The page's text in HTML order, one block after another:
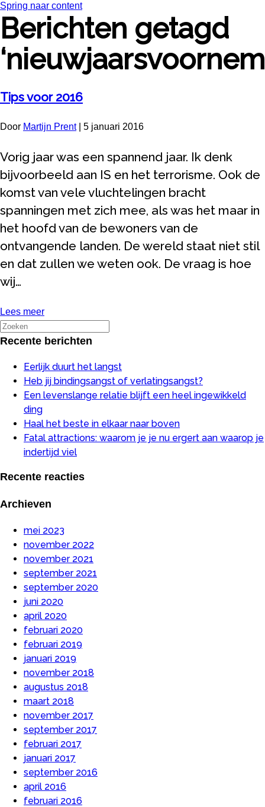
Spring naar content
Berichten getagd
Tips voor 2016
Door Martijn Prent| 5 januari 2016
Vorig jaar was een spannend jaar. Ik denk
bijvoorbeeld aan IS en het terrorisme. Ook de
komst van vele vluchtelingen bracht
spanningen met zich mee, als was het maar in
het hoofd van de bewoners van de
ontvangende landen. De wereld staat niet stil
en dat zullen we weten ook. De vraag is hoe
wij…
Lees meer
Recente berichten
Eerlijk duurt het langst
Heb jij bindingsangst of verlatingsangst?
Een levenslange relatie blijft een heel ingewikkeld
ding
Haal het beste in elkaar naar boven
Fatal attractions: waarom je je nu ergert aan waarop je
indertijd viel
Recente reacties
Archieven
mei 2023
november 2022
november 2021
september 2021
september 2020
juni 2020
april 2020
februari 2020
februari 2019
januari 2019
november 2018
augustus 2018
maart 2018
november 2017
september 2017
februari 2017
januari 2017
september 2016
april 2016
februari 2016